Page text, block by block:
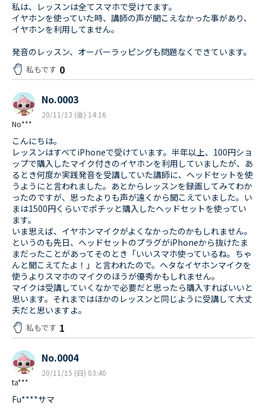
私は、レッスンは全てスマホで受けてます。
イヤホンを使っていた時、講師の声が聞こえなかった事があり、
イヤホンを利用してません。
発音のレッスン、オーバーラッピングも問題なくできています。
私もです 0
No***
No.0003
20/11/13 (金) 14:16
こんにちは。
レッスンはすべてiPhoneで受けています。半年以上、100円ショ
ップで購入したマイク付きのイヤホンを利用していましたが、あ
るとき何度か実践発音を受講していた講師に、ヘッドセットを使
うようにと言われました。あとからレッスンを録画してみてわか
ったのですが、思ったよりも声が遠くから聞こえていました。い
まは1500円くらいでポチッと購入したヘッドセットを使ってい
ます。
いま思えば、イヤホンマイクがよくなかったのかもしれません。
というのも先日、ヘッドセットのプラグがiPhoneから抜けたま
まだったことがあってそのとき「いいスマホ使っているね。ちゃ
んと聞こえてたよ！」と言われたので。ヘタなイヤホンマイクを
使うよりスマホのマイクのほうが優秀かもしれません。
マイクは受講していくなかで必要だと思ったら購入すればいいと
思います。それまではほかのレッスンと同じように受講して大丈
夫だと思いますよ。
私もです 1
ta***
No.0004
20/11/15 (日) 03:40
Fu****サマ